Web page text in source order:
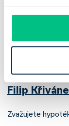
Recenze -
Filip
Zvažujete